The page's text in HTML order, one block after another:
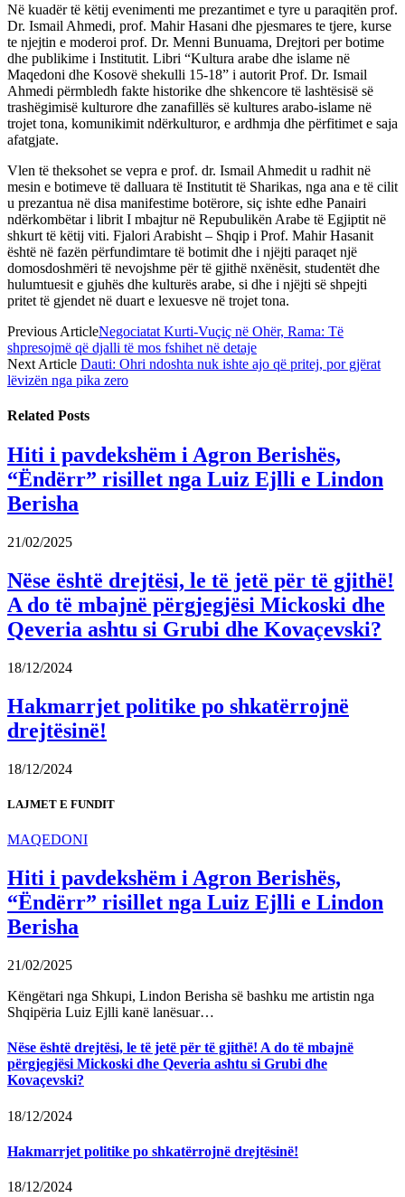
Në kuadër të këtij evenimenti me prezantimet e tyre u paraqitën prof.
Dr. Ismail Ahmedi, prof. Mahir Hasani dhe pjesmares te tjere, kurse
te njejtin e moderoi prof. Dr. Menni Bunuama, Drejtori per botime
dhe publikime i Institutit. Libri “Kultura arabe dhe islame në
Maqedoni dhe Kosovë shekulli 15-18” i autorit Prof. Dr. Ismail
Ahmedi përmbledh fakte historike dhe shkencore të lashtësisë së
trashëgimisë kulturore dhe zanafillës së kultures arabo-islame në
trojet tona, komunikimit ndërkulturor, e ardhmja dhe përfitimet e saja
afatgjate.
Vlen të theksohet se vepra e prof. dr. Ismail Ahmedit u radhit në
mesin e botimeve të dalluara të Institutit të Sharikas, nga ana e të cilit
u prezantua në disa manifestime botërore, siç ishte edhe Panairi
ndërkombëtar i librit I mbajtur në Repubulikën Arabe të Egjiptit në
shkurt të këtij viti. Fjalori Arabisht – Shqip i Prof. Mahir Hasanit
është në fazën përfundimtare të botimit dhe i njëjti paraqet një
domosdoshmëri të nevojshme për të gjithë nxënësit, studentët dhe
hulumtuesit e gjuhës dhe kulturës arabe, si dhe i njëjti së shpejti
pritet të gjendet në duart e lexuesve në trojet tona.
Previous ArticleNegociatat Kurti-Vuçiç në Ohër, Rama: Të
shpresojmë që djalli të mos fshihet në detaje
Next Article Dauti: Ohri ndoshta nuk ishte ajo që pritej, por gjërat
lëvizën nga pika zero
Related Posts
Hiti i pavdekshëm i Agron Berishës,
“Ëndërr” risillet nga Luiz Ejlli e Lindon
Berisha
21/02/2025
Nëse është drejtësi, le të jetë për të gjithë!
A do të mbajnë përgjegjësi Mickoski dhe
Qeveria ashtu si Grubi dhe Kovaçevski?
18/12/2024
Hakmarrjet politike po shkatërrojnë
drejtësinë!
18/12/2024
LAJMET E FUNDIT
MAQEDONI
Hiti i pavdekshëm i Agron Berishës,
“Ëndërr” risillet nga Luiz Ejlli e Lindon
Berisha
21/02/2025
Këngëtari nga Shkupi, Lindon Berisha së bashku me artistin nga
Shqipëria Luiz Ejlli kanë lanësuar…
Nëse është drejtësi, le të jetë për të gjithë! A do të mbajnë
përgjegjësi Mickoski dhe Qeveria ashtu si Grubi dhe
Kovaçevski?
18/12/2024
Hakmarrjet politike po shkatërrojnë drejtësinë!
18/12/2024